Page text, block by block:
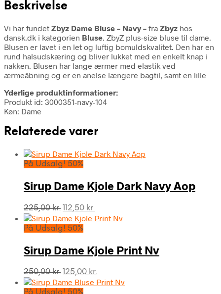
Beskrivelse
Vi har fundet Zbyz Dame Bluse – Navy – fra Zbyz hos
dansk.dk i kategorien Bluse. ZbyZ plus-size bluse til dame.
Blusen er lavet i en let og luftig bomuldskvalitet. Den har en
rund halsudskæring og bliver lukket med en enkelt knap i
nakken. Blusen har lange ærmer med elastik ved
ærmeåbning og er en anelse længere bagtil, samt en lille
Yderlige produktinformationer:
Produkt id: 3000351-navy-104
Køn: Dame
Relaterede varer
På Udsalg! 50%
Sirup Dame Kjole Dark Navy Aop
225,00kr. Den
oprindelige
pris
225,00 kr..
112,50 kr.
aktuelle
112,50 kr..
På Udsalg! 50%
Sirup Dame Kjole Print Nv
250,00kr. Den
oprindelige
pris
125,00 kr.
aktuelle
På Udsalg! 50%